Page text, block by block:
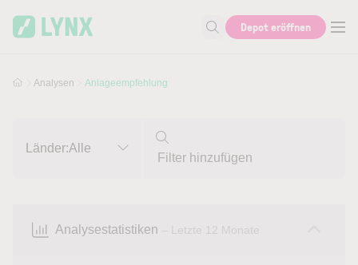
Suche nach Aktie, Autor...
Depot eröffnen
Analysen Anlageempfehlung
Länder:Alle
Analysestatistiken – Letzte 12 Monate